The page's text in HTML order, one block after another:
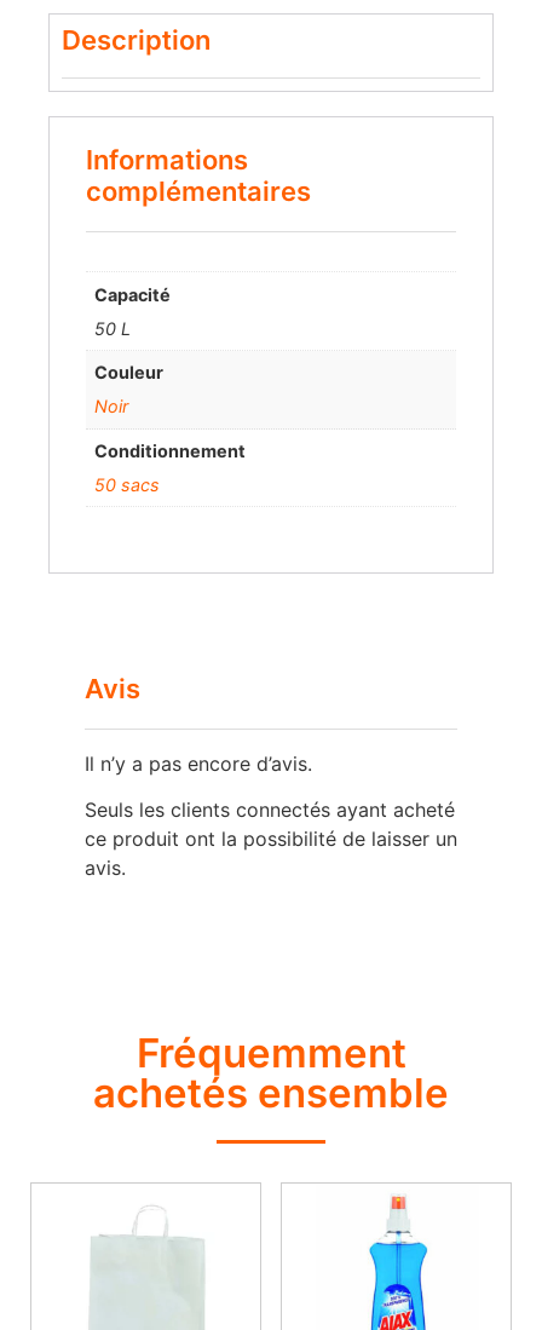
Description
Informations
complémentaires
Capacité
50 L
Couleur
Noir
Conditionnement
50 sacs
Avis
Il n’y a pas encore d’avis.
Seuls les clients connectés ayant acheté
ce produit ont la possibilité de laisser un
avis.
Fréquemment
achetés ensemble